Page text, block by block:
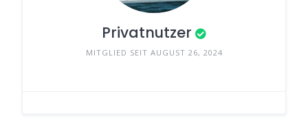
Privatnutzer
MITGLIED SEIT AUGUST 26, 2024